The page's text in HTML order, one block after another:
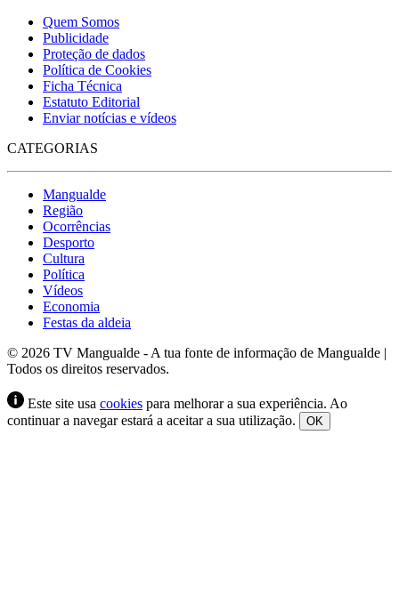
Quem Somos
Publicidade
Proteção de dados
Política de Cookies
Ficha Técnica
Estatuto Editorial
Enviar notícias e vídeos
CATEGORIAS
Mangualde
Região
Ocorrências
Desporto
Cultura
Política
Vídeos
Economia
Festas da aldeia
© 2026 TV Mangualde - A tua fonte de informação de Mangualde |
Todos os direitos reservados.
Este site usa cookies para melhorar a sua experiência. Ao
continuar a navegar estará a aceitar a sua utilização.
OK